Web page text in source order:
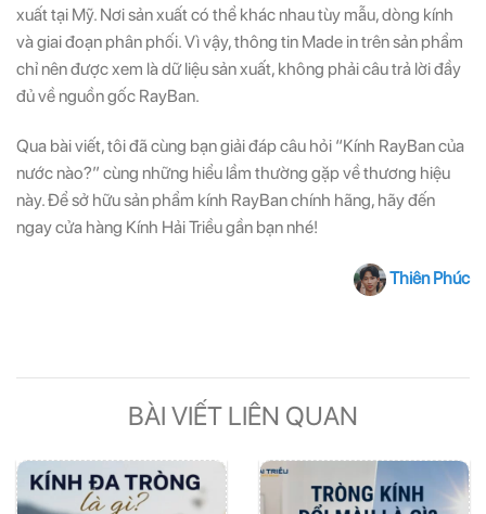
xuất tại Mỹ. Nơi sản xuất có thể khác nhau tùy mẫu, dòng kính
và giai đoạn phân phối. Vì vậy, thông tin Made in trên sản phẩm
chỉ nên được xem là dữ liệu sản xuất, không phải câu trả lời đầy
đủ về nguồn gốc RayBan.
Qua bài viết, tôi đã cùng bạn giải đáp câu hỏi “Kính RayBan của
nước nào?” cùng những hiểu lầm thường gặp về thương hiệu
này. Để sở hữu sản phẩm kính RayBan chính hãng, hãy đến
ngay cửa hàng Kính Hải Triều gần bạn nhé!
Thiên Phúc
BÀI VIẾT LIÊN QUAN